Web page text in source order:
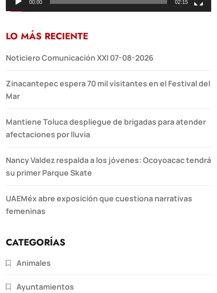
00:00 02:15
LO MÁS RECIENTE
Noticiero Comunicación XXI 07-08-2026
Zinacantepec espera 70 mil visitantes en el Festival del
Mar
Mantiene Toluca despliegue de brigadas para atender
afectaciones por lluvia
Nancy Valdez respalda a los jóvenes: Ocoyoacac tendrá
su primer Parque Skate
UAEMéx abre exposición que cuestiona narrativas
femeninas
CATEGORÍAS
Animales
Ayuntamientos